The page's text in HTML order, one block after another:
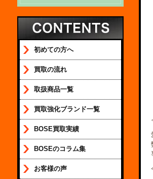
初めての方へ
買取の流れ
取扱商品一覧
買取強化ブランド一覧
BOSE買取実績
BOSEのコラム集
お客様の声